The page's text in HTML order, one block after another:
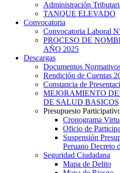
Administración
TANQUE ELEVADO
Convocatoria
Convocatoria Laboral
PROCESO DE
AÑO 2025
Descargas
Documentos
Rendición de Cuentas
Constancia de
MEJORAMIENTO
DE SALUD BASICOS
Presupuesto
Cronograma
Oficio de
Suspensión
Peruano Decreto
Seguridad Ciudadana
Mapa de Delito